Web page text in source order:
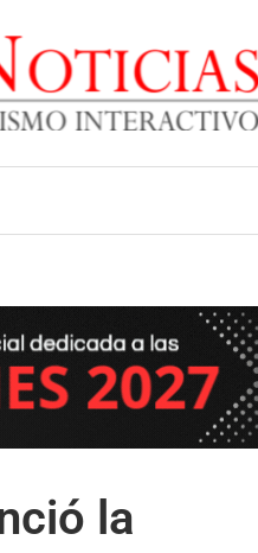
la